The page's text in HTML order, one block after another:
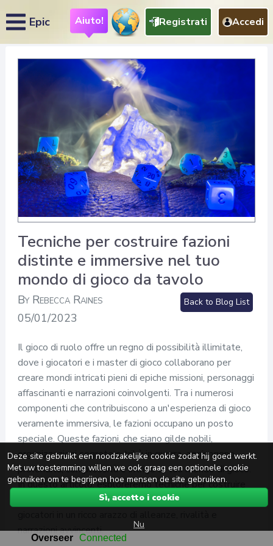
Epic Aiuto! Registrati Accedi
Tecniche per costruire fazioni
distinte e immersive nel tuo
mondo di gioco da tavolo
By Rebecca Raines
05/01/2023
Back to Blog List
Il gioco di ruolo offre un regno di possibilità illimitate,
dove i giocatori e i master di gioco collaborano per
creare mondi intricati pieni di epiche missioni, personaggi
affascinanti e narrazioni coinvolgenti. Tra i numerosi
componenti che contribuiscono a un'esperienza di gioco
veramente immersiva, le fazioni occupano un posto
speciale. Queste fazioni, che siano gilde nobili,
organizzazioni segrete o tribù in guerra, aggiungono
profondità, complessità e intrigo al tuo mondo di gioco.
In questo articolo, esploreremo tecniche per costruire
fazioni distinte e immersive che trasporteranno i
narrazioni avvincenti.
Deze site gebruikt een noodzakelijke cookie zodat hij goed werkt.
Met uw toestemming willen we ook graag een optionele cookie
gebruiken om te begrijpen hoe mensen de site gebruiken.
Sì, accetto i cookie
Nu